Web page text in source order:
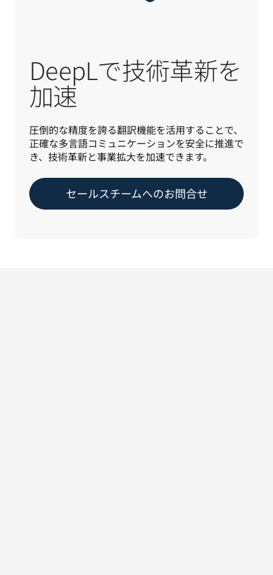
DeepLで技術革新を
加速
圧倒的な精度を誇る翻訳機能を活用することで、
正確な多言語コミュニケーションを安全に推進で
き、技術革新と事業拡大を加速できます。
セールスチームへのお問合せ